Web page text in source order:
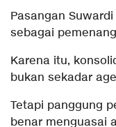
Pasangan
sebagai
Karena itu,
bukan sekadar
Tetapi panggung
benar menguasai